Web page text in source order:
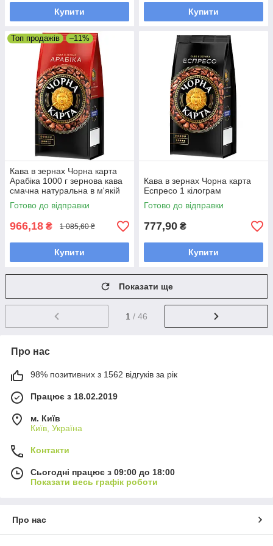
Купити Купити
Топ продажів –11%
Кава в зернах Чорна карта
Арабіка 1000 г зернова кава
смачна натуральна в м'якій
упаковці
Готово до відправки
966,18 ₴ 1 085,60 ₴
Купити
Кава в зернах Чорна карта
Еспресо 1 кілограм
Готово до відправки
777,90 ₴
Купити
Показати ще
1 / 46
Про нас
98% позитивних з 1562 відгуків за рік
Працює з 18.02.2019
м. Київ
Київ, Україна
Контакти
Сьогодні працює з 09:00 до 18:00
Показати весь графік роботи
Про нас